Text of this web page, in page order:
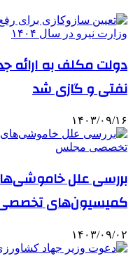
دولت مکلف به ارائه
نفتی و گازی شد
۱۴۰۳/۰۹/۱۶
بررسی علل
کمیسیون‌های
۱۴۰۳/۰۹/۰۲